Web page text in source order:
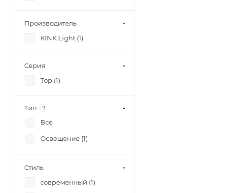
Производитель
KINK Light (1)
Серия
Тор (1)
Тип ?
Все
Освещение (1)
Стиль
современный (1)